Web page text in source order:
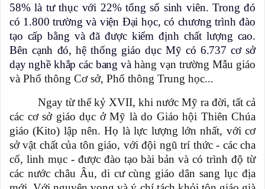
58% là tư thục với 22% tổng số sinh viên. Trong đó
có 1.800 trường và viện Đại học, có chương trình đào
tạo cấp bằng và đã được kiểm định chất lượng cao.
Bên cạnh đó, hệ thống giáo dục Mỹ có 6.737 cơ sở
dạy nghề khắp các bang vàhàng vạn trường Mẫu giáo
và Phổ thông Cơ sở, Phổ thông Trung học...
Ngay từ thế kỷ XVII, khi nước Mỹ ra đời, tất cả
các cơ sở giáo dục ở Mỹ là do Giáo hội Thiên Chúa
giáo (Kito) lập nên. Họ là lực lượng lớn nhất, với cơ
sở vật chất của tôn giáo, với đội ngũ trí thức - các cha
cố, linh mục - được đào tạo bài bản và có trình độ từ
các nước châu Âu, di cư cùng giáo dân sang lục địa